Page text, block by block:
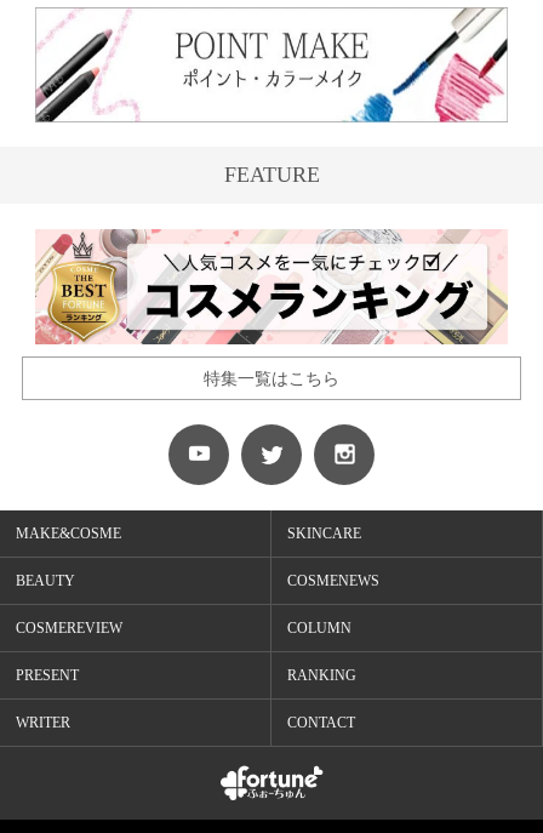
FEATURE
特集一覧はこちら
MAKE&COSME SKINCARE
BEAUTY COSMENEWS
COSMEREVIEW COLUMN
PRESENT RANKING
WRITER CONTACT